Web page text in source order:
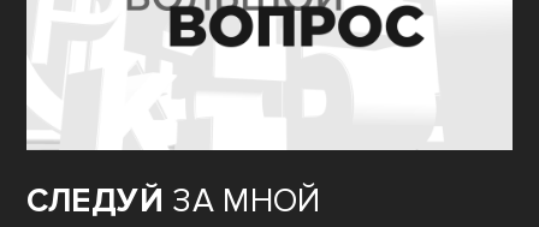
СЛЕДУЙ ЗА МНОЙ